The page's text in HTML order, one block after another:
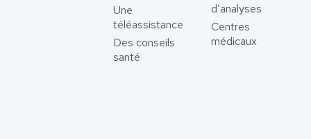
Une
téléassistance
Des conseils
santé
d’analyses
Centres
médicaux